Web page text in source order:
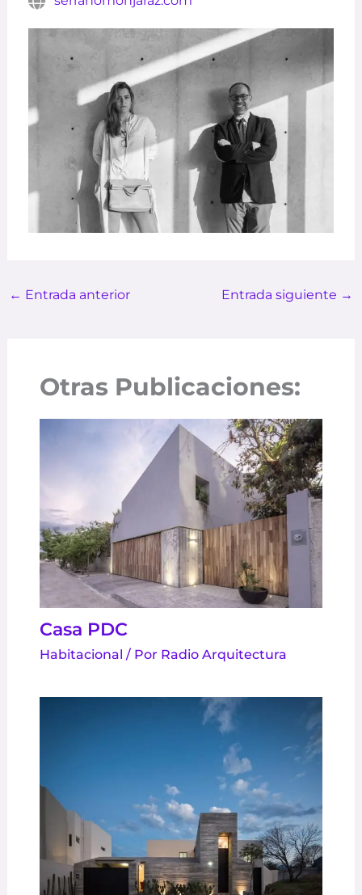
← Entrada anterior Entrada siguiente →
Otras Publicaciones:
Casa PDC
Habitacional / Por Radio Arquitectura